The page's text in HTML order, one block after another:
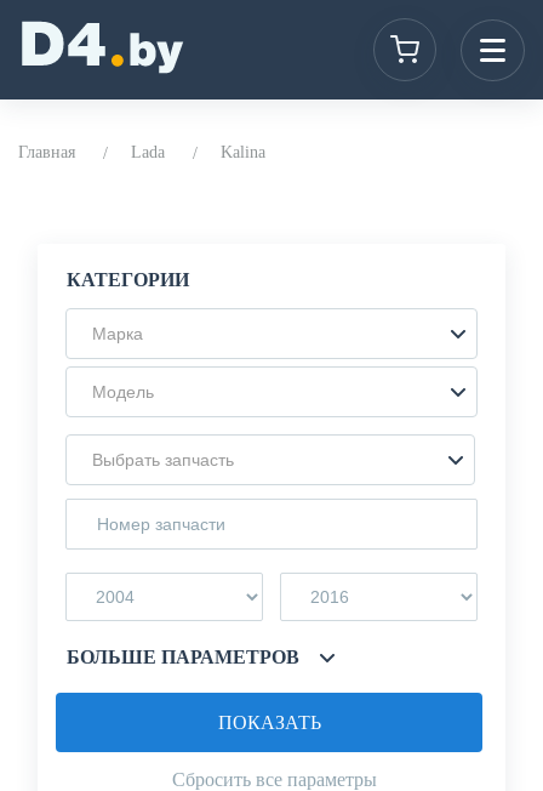
Главная Lada Kalina
КАТЕГОРИИ
Марка
Модель
Выбрать запчасть
БОЛЬШЕ ПАРАМЕТРОВ
Сбросить все параметры
ПОКАЗАТЬ